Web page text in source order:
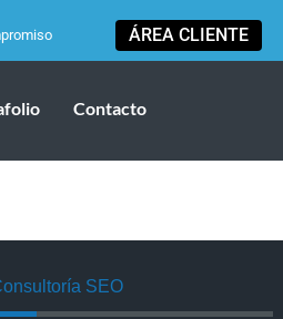
ÁREA CLIENTE
Contacto
SEO